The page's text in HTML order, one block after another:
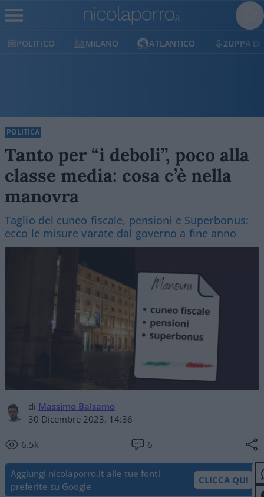
MILANO ATLANTICO ZUPPA DI PORRO
POLITICA
Tanto per “i deboli”, poco alla
classe media: cosa c’è nella
manovra
Taglio del cuneo fiscale, pensioni e Superbonus:
ecco le misure varate dal governo a fine anno
di Massimo Balsamo
30 Dicembre 2023, 14:36
6.5k 6
Aggiungi nicolaporro.it alle tue fonti
preferite su Google
CLICCA QUI